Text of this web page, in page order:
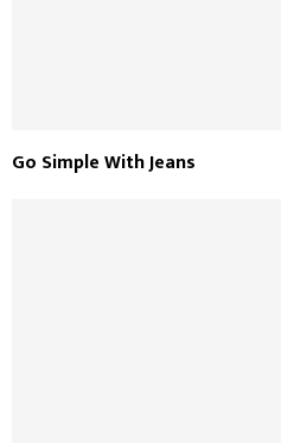
Go Simple With Jeans